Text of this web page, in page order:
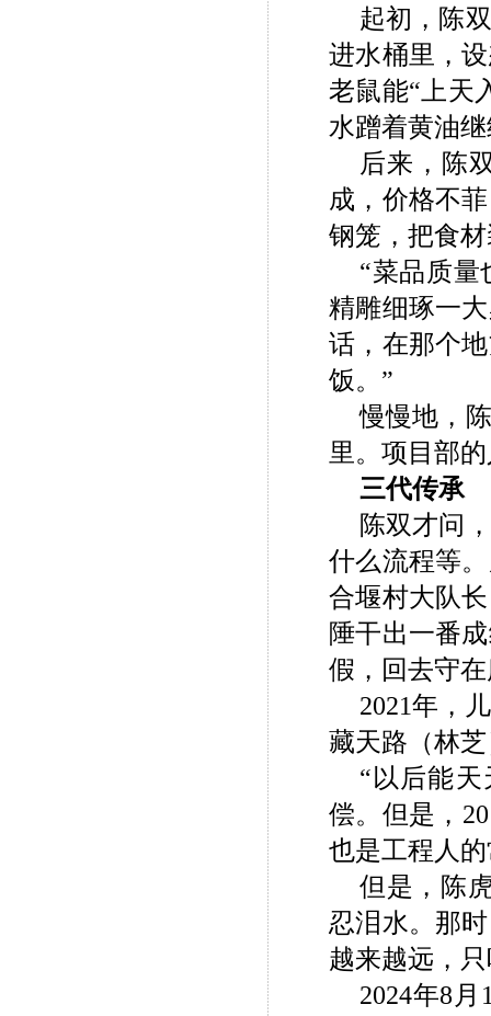
起初，陈
进水桶里，
老鼠能“上天
水蹭着黄油
后来，陈
成，价格不
钢笼，把食
“菜品质量
精雕细琢一
话，在那个
饭。”
慢慢地，
里。项目部
三代传承
陈双才问
什么流程等
合堰村大队
陲干出一番
假，回去守
2021年，
藏天路（林
“以后能
偿。但是，
也是工程人
但是，陈
忍泪水。那
越来越远，
2024年8 月